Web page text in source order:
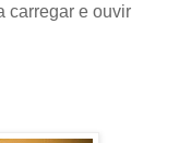
carregar e ouvir